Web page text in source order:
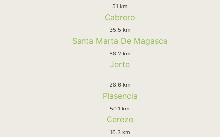
51 km
Cabrero
35.5 km
Santa Marta De Magasca
68.2 km
Jerte
28.6 km
Plasencia
50.1 km
Cerezo
16.3 km